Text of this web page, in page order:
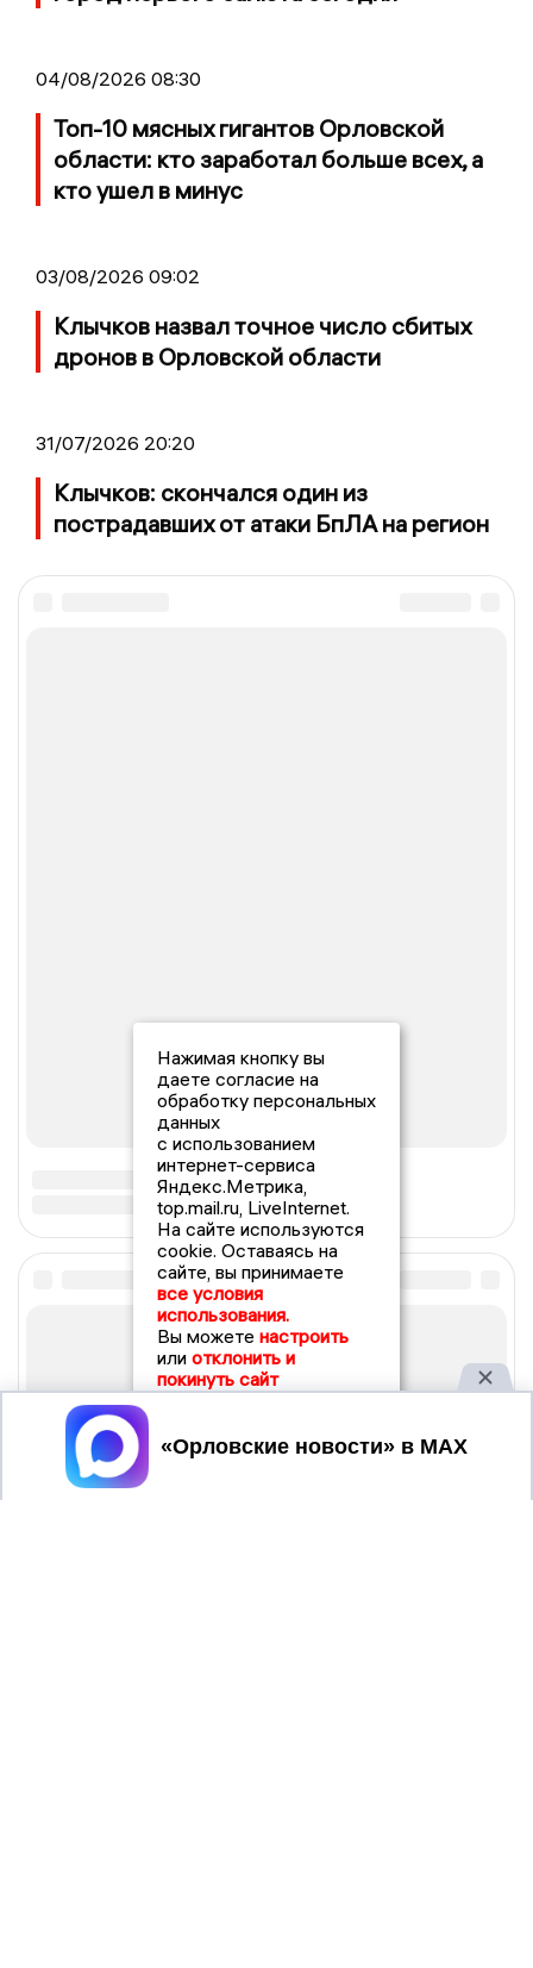
04/08/2026 08:30
Топ-10 мясных гигантов Орловской
области: кто заработал больше всех, а
кто ушел в минус
03/08/2026 09:02
Клычков назвал точное число сбитых
дронов в Орловской области
31/07/2026 20:20
Клычков: скончался один из
пострадавших от атаки БпЛА на регион
Нажимая кнопку вы
даете согласие на
обработку персональных
данных
с использованием
интернет-сервиса
Яндекс.Метрика,
top.mail.ru, LiveInternet.
На сайте используются
cookie. Оставаясь на
сайте, вы принимаете
все условия
использования.
Вы можете настроить
или отклонить и
покинуть сайт
Принять